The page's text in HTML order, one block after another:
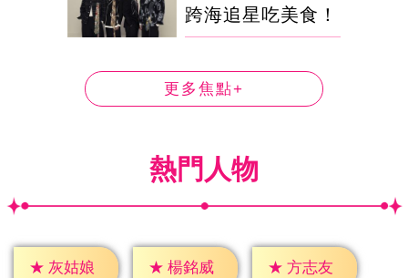
跨海追星吃美食！
更多焦點+
熱門人物
★ 灰姑娘 ★ 楊銘威 ★ 方志友